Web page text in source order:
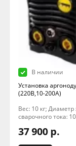
В наличии
Установка
(220В,10-200А)
Вес: 10 кг;
сварочного тока:
37 900 р.